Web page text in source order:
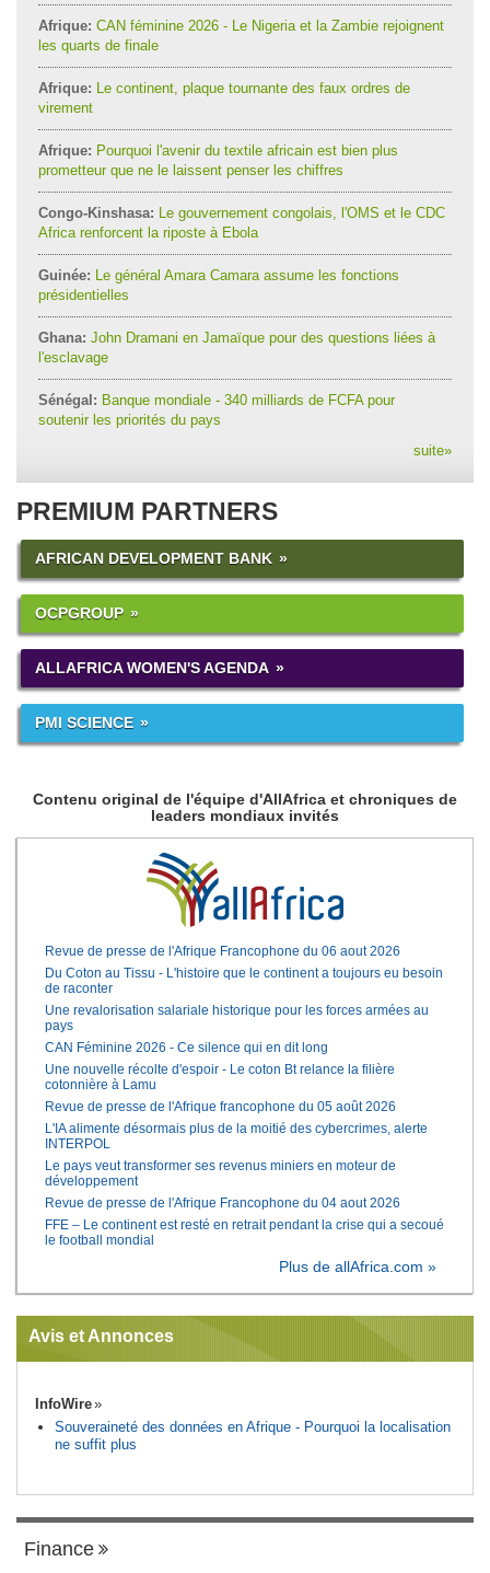
Afrique: CAN féminine 2026 - Le Nigeria et la Zambie rejoignent
les quarts de finale
Afrique: Le continent, plaque tournante des faux ordres de
virement
Afrique: Pourquoi l'avenir du textile africain est bien plus
prometteur que ne le laissent penser les chiffres
Congo-Kinshasa: Le gouvernement congolais, l'OMS et le CDC
Africa renforcent la riposte à Ebola
Guinée: Le général Amara Camara assume les fonctions
présidentielles
Ghana: John Dramani en Jamaïque pour des questions liées à
l'esclavage
Sénégal: Banque mondiale - 340 milliards de FCFA pour
soutenir les priorités du pays
suite»
PREMIUM PARTNERS
AFRICAN DEVELOPMENT BANK
OCPGROUP
ALLAFRICA WOMEN'S AGENDA
PMI SCIENCE
Contenu original de l'équipe d'AllAfrica et chroniques de
leaders mondiaux invités
Revue de presse de l'Afrique Francophone du 06 aout 2026
Du Coton au Tissu - L'histoire que le continent a toujours eu besoin
de raconter
Une revalorisation salariale historique pour les forces armées au
pays
CAN Féminine 2026 - Ce silence qui en dit long
Une nouvelle récolte d'espoir - Le coton Bt relance la filière
cotonnière à Lamu
Revue de presse de l'Afrique francophone du 05 août 2026
L'IA alimente désormais plus de la moitié des cybercrimes, alerte
INTERPOL
Le pays veut transformer ses revenus miniers en moteur de
développement
Revue de presse de l'Afrique Francophone du 04 aout 2026
FFE – Le continent est resté en retrait pendant la crise qui a secoué
le football mondial
Plus de allAfrica.com »
Avis et Annonces
InfoWire
Souveraineté des données en Afrique - Pourquoi la localisation
ne suffit plus
Finance